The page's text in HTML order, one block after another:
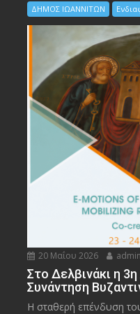
ΔΗΜΟΣ ΙΩΑΝΝΙΤΩΝ
20 Μαΐου 2026
Στο Δελβινάκι η
Συνάντηση
Η σταθερή επένδυση